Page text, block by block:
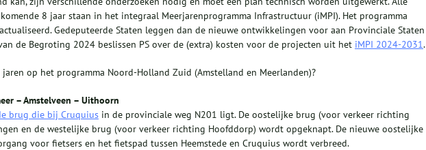
8 jaar staan in het integraal Meerjarenprogramma Infrastructuur (iMPI). Het programma
Gedeputeerde Staten leggen dan de nieuwe ontwikkelingen voor aan Provinciale Staten
de Begroting 2024 beslissen PS over de (extra) kosten voor de projecten uit het iMPI 2024-2031.
op het programma Noord-Holland Zuid (Amstelland en Meerlanden)?
– Amstelveen – Uithoorn
brug die bij Cruquius in de provinciale weg N201 ligt. De oostelijke brug (voor verkeer richting
en de westelijke brug (voor verkeer richting Hoofddorp) wordt opgeknapt. De nieuwe oostelijke
voor fietsers en het fietspad tussen Heemstede en Cruquius wordt verbreed.